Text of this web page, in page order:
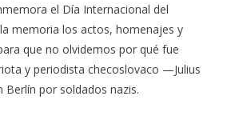
el Día Internacional del
memoria los actos, homenajes y
que no olvidemos por qué fue
y periodista checoslovaco —Julius
por soldados nazis.